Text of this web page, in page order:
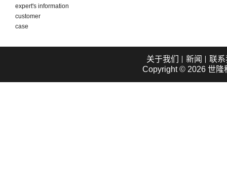
expert's information
customer
case
关于我们 新闻
联
Copyright © 2026 世隆